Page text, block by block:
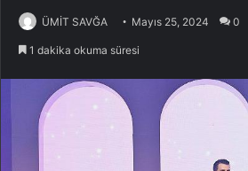
ÜMİT SAVĞA Mayıs 25, 2024 0
1 dakika okuma süresi